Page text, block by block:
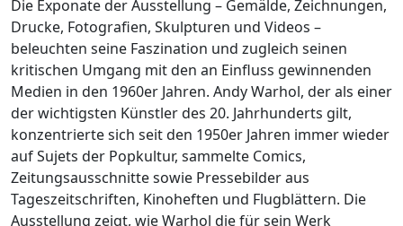
Die Exponate der Ausstellung – Gemälde, Zeichnungen,
Drucke, Fotografien, Skulpturen und Videos –
beleuchten seine Faszination und zugleich seinen
kritischen Umgang mit den an Einfluss gewinnenden
Medien in den 1960er Jahren. Andy Warhol, der als einer
der wichtigsten Künstler des 20. Jahrhunderts gilt,
konzentrierte sich seit den 1950er Jahren immer wieder
auf Sujets der Popkultur, sammelte Comics,
Zeitungsausschnitte sowie Pressebilder aus
Tageszeitschriften, Kinoheften und Flugblättern. Die
Ausstellung zeigt, wie Warhol die für sein Werk